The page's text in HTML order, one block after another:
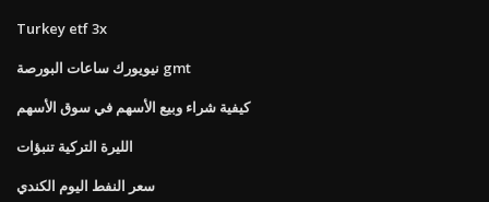
Turkey etf 3x
نيويورك ساعات البورصة gmt
كيفية شراء وبيع الأسهم في سوق الأسهم
الليرة التركية تنبؤات
سعر النفط اليوم الكندي